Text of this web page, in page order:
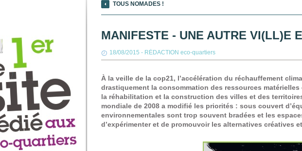
TOUS NOMADES !
MANIFESTE - UNE AUTRE VI(LL)E
18/08/2015 - RÉDACTION eco-quartiers
À la veille de la cop21, l’accélération du réchauffement
drastiquement la consommation des ressources
la réhabilitation et la construction des villes et des
mondiale de 2008 a modifié les priorités : sous couvert
environnementales sont trop souvent bradées et les
d’expérimenter et de promouvoir les alternatives créatives